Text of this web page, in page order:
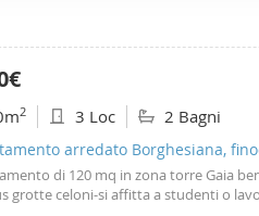
Condividiamo inoltre
di analisi dei dati web,
che ha fornito loro o che
2 3 Loc 2 Bagni
arredato Borghesiana,
di 120 mq in zona torre Gaia
grotte celoni-si affitta a studenti o